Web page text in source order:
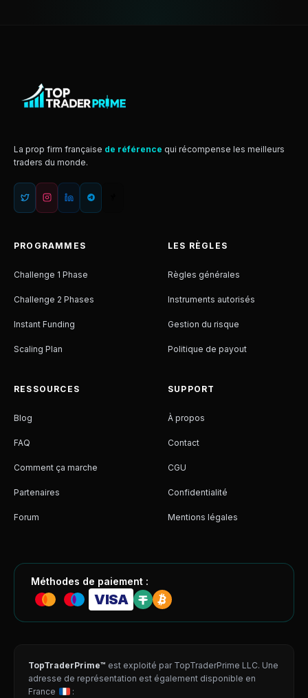
La prop firm française de référence qui récompense les meilleurs
traders du monde.
PROGRAMMES
Challenge 1 Phase
Challenge 2 Phases
Instant Funding
Scaling Plan
LES RÈGLES
Règles générales
Instruments autorisés
Gestion du risque
Politique de payout
RESSOURCES
Blog
FAQ
Comment ça marche
Partenaires
Forum
SUPPORT
À propos
Contact
CGU
Confidentialité
Mentions légales
Méthodes de paiement :
VISA
TopTraderPrime™ est exploité par TopTraderPrime LLC. Une
adresse de représentation est également disponible en
France
: